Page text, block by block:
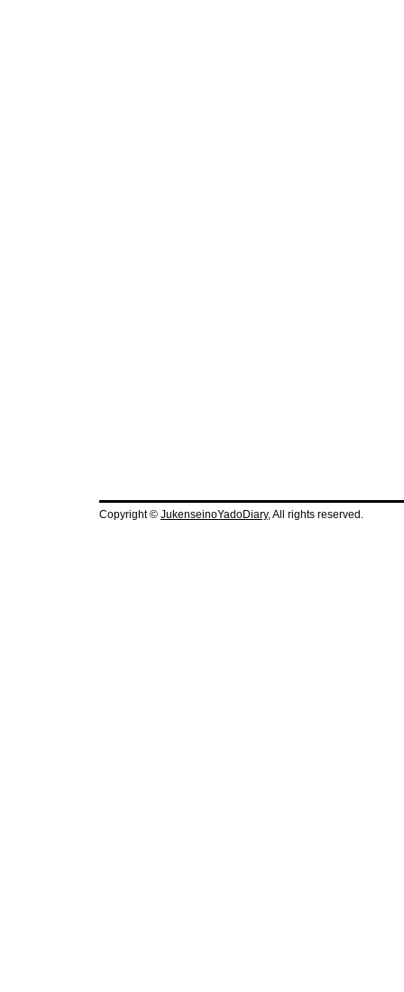
Copyright © JukenseinoYadoDiary, All rights reserved.